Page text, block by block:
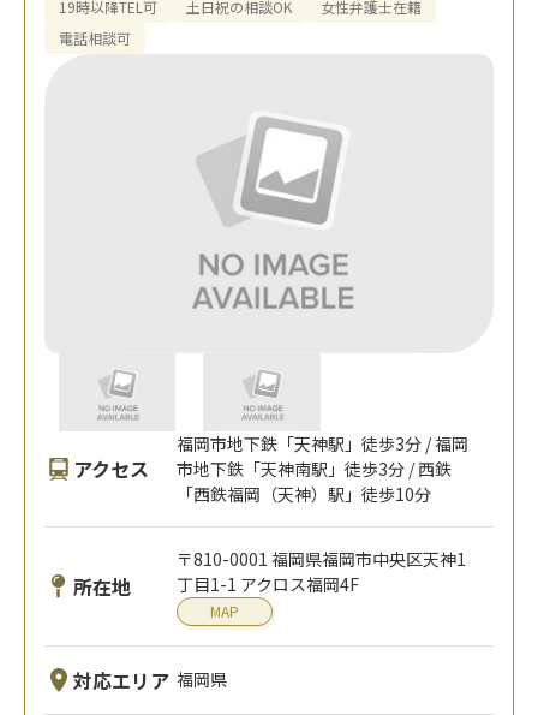
19時以降TEL可 土日祝の相談OK
女性弁護士在籍
電話相談可
アクセス
福岡市地下鉄「天神駅」徒歩3分 / 福岡
市地下鉄「天神南駅」徒歩3分 / 西鉄
「西鉄福岡（天神）駅」徒歩10分
所在地
〒810-0001 福岡県福岡市中央区天神1
丁目1-1 アクロス福岡4F
MAP
対応エリア 福岡県